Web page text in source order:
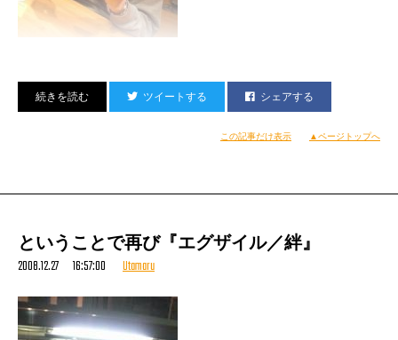
ま、正月にでもゆっくり観てよ。
オレたちあんまり正月ないけど……
ツイートする シェアする
この記事だけ表示 ▲ページトップへ
ということで再び『エグザイル／絆』
2008.12.27 16:57:00 Utamaru